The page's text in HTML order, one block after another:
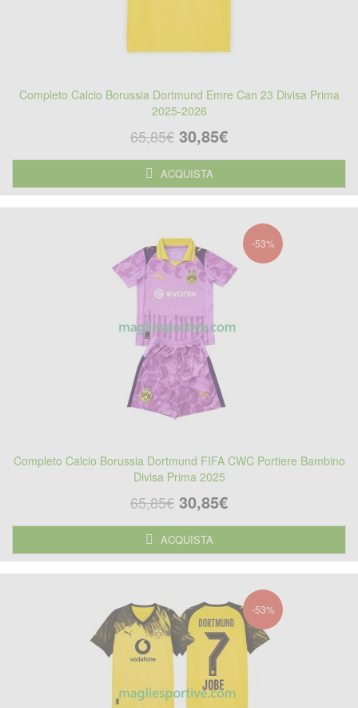
Completo Calcio Borussia Dortmund Emre Can 23 Divisa Prima
2025-2026
65,85€ 30,85€
ACQUISTA
-53%
Completo Calcio Borussia Dortmund FIFA CWC Portiere Bambino
Divisa Prima 2025
65,85€ 30,85€
ACQUISTA
-53%